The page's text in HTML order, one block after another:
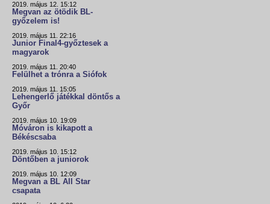
2019. május 12. 15:12
Megvan az ötödik BL-
győzelem is!
2019. május 11. 22:16
Junior Final4-győztesek a
magyarok
2019. május 11. 20:40
Felülhet a trónra a Siófok
2019. május 11. 15:05
Lehengerlő játékkal döntős a
Győr
2019. május 10. 19:09
Móváron is kikapott a
Békéscsaba
2019. május 10. 15:12
Döntőben a juniorok
2019. május 10. 12:09
Megvan a BL All Star
csapata